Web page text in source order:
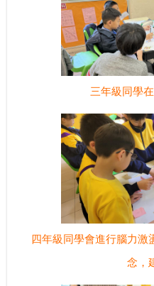
三年級同學
四年級同學會進行腦力激
念，